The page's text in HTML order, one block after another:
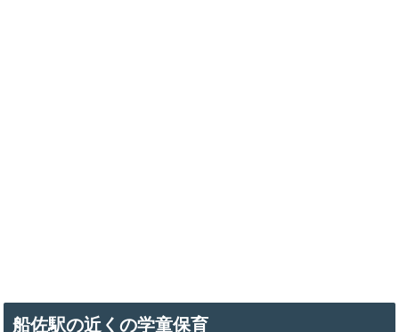
船佐駅の近くの学童保育